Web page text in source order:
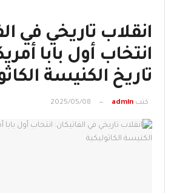
انقلاب تاريخي في
انتخاب أول بابا
تاريخ الكنيسة
كتب admin
2025/05/08